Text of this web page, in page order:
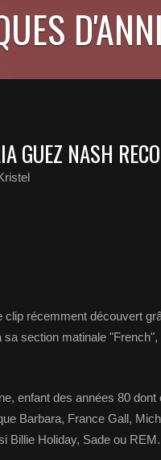
GUEZ NASH
récemment découvert
section matinale "French",
enfant des années 80 dont
Barbara, France Gall,
Billie Holiday, Sade ou REM.